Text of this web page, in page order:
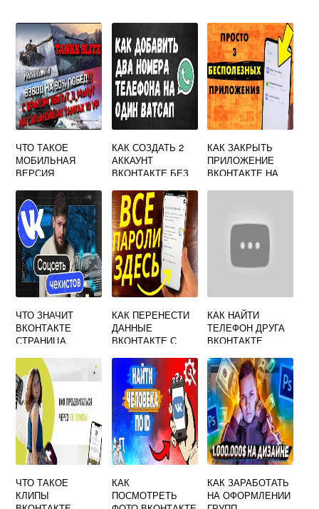
ЧТО ТАКОЕ
МОБИЛЬНАЯ
ВЕРСИЯ
КАК СОЗДАТЬ 2
АККАУНТ
ВКОНТАКТЕ БЕЗ
ТЕЛЕФОНА
КАК ЗАКРЫТЬ
ПРИЛОЖЕНИЕ
ВКОНТАКТЕ НА
ЧТО ЗНАЧИТ
ВКОНТАКТЕ
СТРАНИЦА
ТОЛЬКО
АВТОРИЗОВАННЫ
М
ПОЛЬЗОВАТЕЛЯМ
КАК ПЕРЕНЕСТИ
ДАННЫЕ
ВКОНТАКТЕ С
АНДРОИД
КАК НАЙТИ
ТЕЛЕФОН ДРУГА
ВКОНТАКТЕ
ЧТО ТАКОЕ
КЛИПЫ
КАК
ПОСМОТРЕТЬ
КАК ЗАРАБОТАТЬ
НА ОФОРМЛЕНИИ